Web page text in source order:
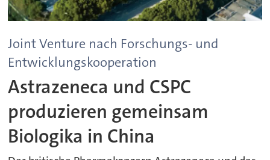
Joint Venture nach Forschungs- und
Entwicklungskooperation
Astrazeneca und CSPC
produzieren gemeinsam
Biologika in China